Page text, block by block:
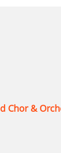
Chor &